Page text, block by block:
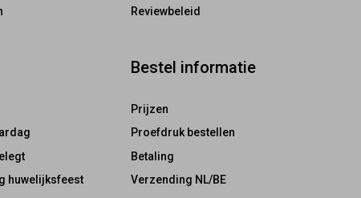
huwelijksfeest
Reviewbeleid
Bestel informatie
Prijzen
Proefdruk bestellen
Betaling
Verzending NL/BE